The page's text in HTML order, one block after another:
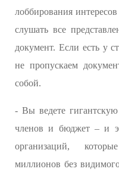
лоббирования
слушать все
документ. Если есть у
не пропускаем
собой.
- Вы ведете гигантскую
членов и бюджет – и
организаций,
миллионов без